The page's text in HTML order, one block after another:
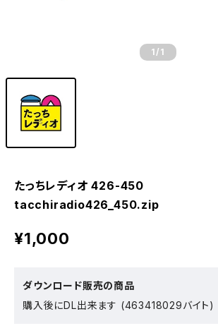
1 /1
たっちレディオ 426-450
tacchiradio426_450.zip
¥1,000
ダウンロード販売の商品
購入後にDL出来ます (463418029バイト)